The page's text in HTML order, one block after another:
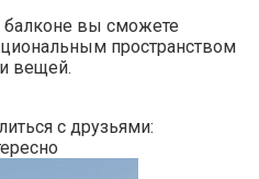
балконе вы сможете
пространством
вещей.
с друзьями: